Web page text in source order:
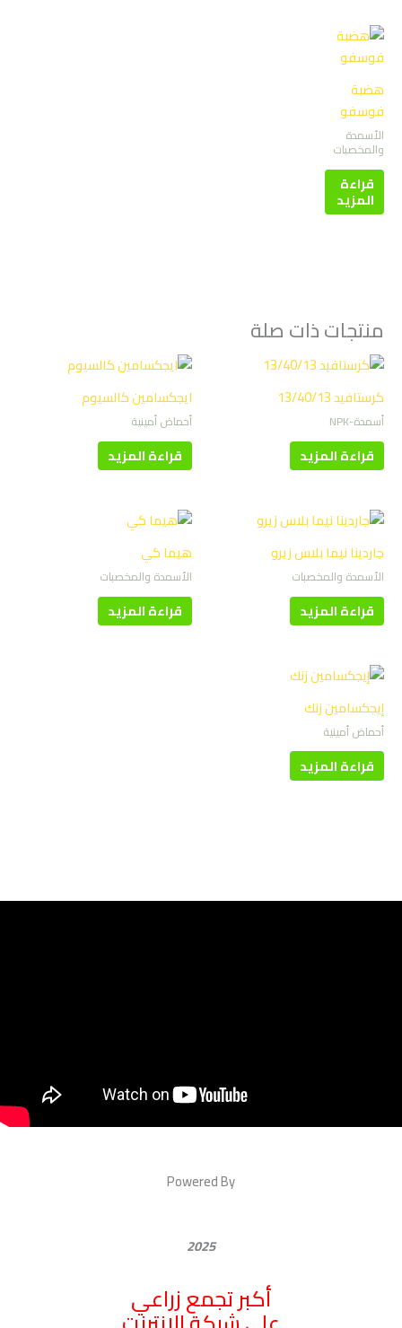
هضبة
فوسفو
الأسمدة
والمخصبات
قراءة
المزيد
منتجات ذات صلة
كرستافيد 13/40/13
أسمدة-NPK
قراءة المزيد
ايجكسامين كالسيوم
أحماض أمينية
قراءة المزيد
جاردينا نيما بلاس زيرو
الأسمدة والمخصبات
قراءة المزيد
هيما كي
الأسمدة والمخصبات
قراءة المزيد
إيجكسامين زنك
أحماض أمينية
قراءة المزيد
Powered By
2025
أكبر تجمع زراعي